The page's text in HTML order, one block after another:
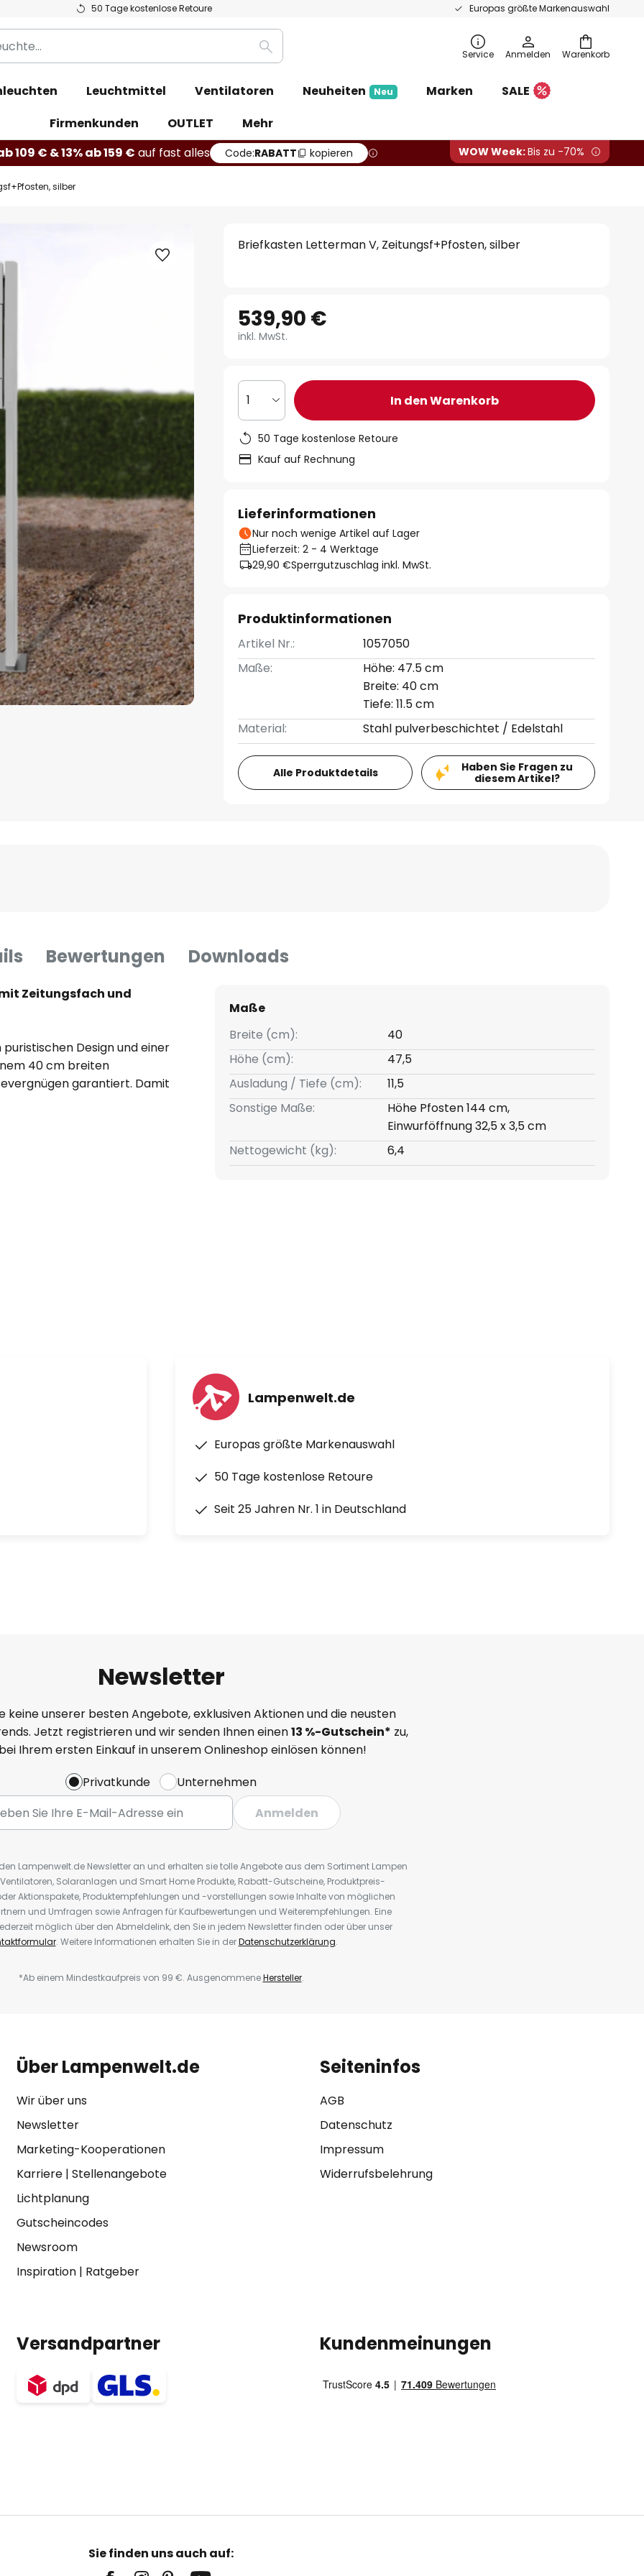
50 Tage kostenlose Retoure Europas größte Markenauswahl
Warenkorb
Suche Service Anmelden
Leuchtmittel Ventilatoren Neuheiten Neu Marken
SALE
Firmenkunden
OUTLET
Mehr
109 € & 13% ab 159 € auf fast alles Code:RABATT kopieren WOW Week:Bis zu -70%
silber
Briefkasten Letterman V, Zeitungsf+Pfosten, silber
539,90 €
inkl. MwSt.
1 In den Warenkorb
50 Tage kostenlose Retoure
Kauf auf Rechnung
Lieferinformationen
Nur noch wenige Artikel auf Lager
Lieferzeit: 2 - 4 Werktage
29,90 €Sperrgutzuschlag inkl. MwSt.
Produktinformationen
Artikel Nr.:
1057050
Maße:
Höhe: 47.5 cm
Breite: 40 cm
Tiefe: 11.5 cm
Material:
Stahl pulverbeschichtet / Edelstahl
Alle Produktdetails
Haben Sie Fragen zu
diesem Artikel?
Bewertungen Downloads
Zeitungsfach und
Design und einer
40 cm breiten
garantiert. Damit
die einen besonderen
ungeknickt eingeworfen
cm.
Maße
Breite (cm):
40
Höhe (cm):
47,5
Ausladung / Tiefe (cm):
11,5
Sonstige Maße:
Höhe Pfosten 144 cm,
Einwurföffnung 32,5 x 3,5 cm
Nettogewicht (kg):
6,4
Lampenwelt.de
Europas größte Markenauswahl
50 Tage kostenlose Retoure
Seit 25 Jahren Nr. 1 in Deutschland
Newsletter
keine unserer besten Angebote, exklusiven Aktionen und die neusten
Jetzt registrieren und wir senden Ihnen einen13 %-Gutschein* zu,
Ihrem ersten Einkauf in unserem Onlineshop einlösen können!
Privatkunde
Unternehmen
Anmelden
Lampenwelt.de Newsletter an und erhalten sie tolle Angebote aus dem Sortiment Lampen
Solaranlagen und Smart Home Produkte, Rabatt-Gutscheine, Produktpreis-
Aktionspakete, Produktempfehlungen und -vorstellungen sowie Inhalte von möglichen
und Umfragen sowie Anfragen für Kaufbewertungen und Weiterempfehlungen. Eine
möglich über den Abmeldelink, den Sie in jedem Newsletter finden oder über unser
. Weitere Informationen erhalten Sie in derDatenschutzerklärung.
*Ab einem Mindestkaufpreis von 99 €. AusgenommeneHersteller.
Über Lampenwelt.de
Wir über uns
Newsletter
Marketing-Kooperationen
Karriere| Stellenangebote
Lichtplanung
Gutscheincodes
Newsroom
Inspiration| Ratgeber
Seiteninfos
AGB
Datenschutz
Impressum
Widerrufsbelehrung
Versandpartner Kundenmeinungen
Sie finden uns auch auf: